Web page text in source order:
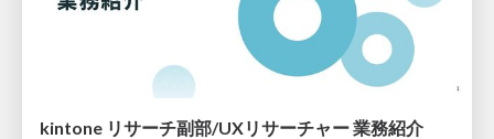
kintone リサーチ副部/UXリサーチャー 業務紹介